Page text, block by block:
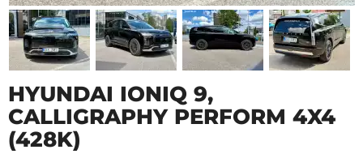
HYUNDAI IONIQ 9,
CALLIGRAPHY PERFORM 4X4
(428K)